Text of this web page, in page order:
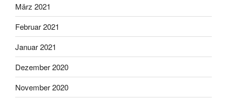
März 2021
Februar 2021
Januar 2021
Dezember 2020
November 2020